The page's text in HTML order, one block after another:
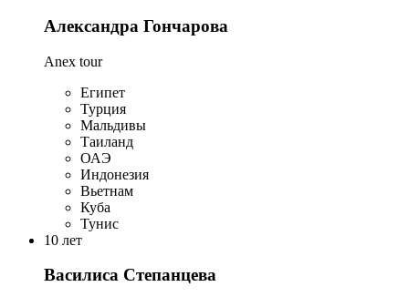
Александра Гончарова
Anex tour
Египет
Турция
Мальдивы
Таиланд
ОАЭ
Индонезия
Вьетнам
Куба
Тунис
10 лет
Василиса Степанцева